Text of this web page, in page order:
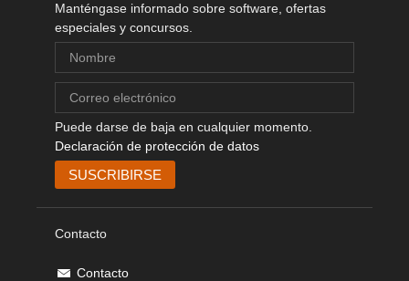
Manténgase informado sobre software, ofertas
especiales y concursos.
Puede darse de baja en cualquier momento.
Declaración de protección de datos
Contacto
Contacto